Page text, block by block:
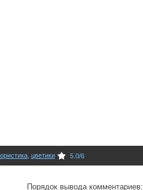
цветики 5.0/6
Порядок вывода комментариев: